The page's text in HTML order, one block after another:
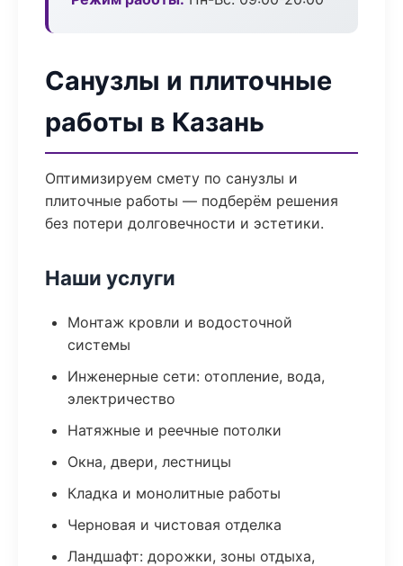
Санузлы и плиточные
работы в Казань
Оптимизируем смету по санузлы и
плиточные работы — подберём решения
без потери долговечности и эстетики.
Наши услуги
Монтаж кровли и водосточной
системы
Инженерные сети: отопление, вода,
электричество
Натяжные и реечные потолки
Окна, двери, лестницы
Кладка и монолитные работы
Черновая и чистовая отделка
Ландшафт: дорожки, зоны отдыха,